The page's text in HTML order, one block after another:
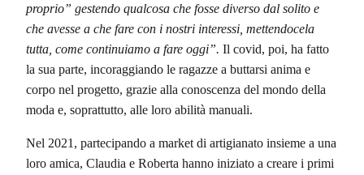
proprio” gestendo qualcosa che fosse diverso dal solito e
che avesse a che fare con i nostri interessi, mettendocela
tutta, come continuiamo a fare oggi”. Il covid, poi, ha fatto
la sua parte, incoraggiando le ragazze a buttarsi anima e
corpo nel progetto, grazie alla conoscenza del mondo della
moda e, soprattutto, alle loro abilità manuali.
Nel 2021, partecipando a market di artigianato insieme a una
loro amica, Claudia e Roberta hanno iniziato a creare i primi